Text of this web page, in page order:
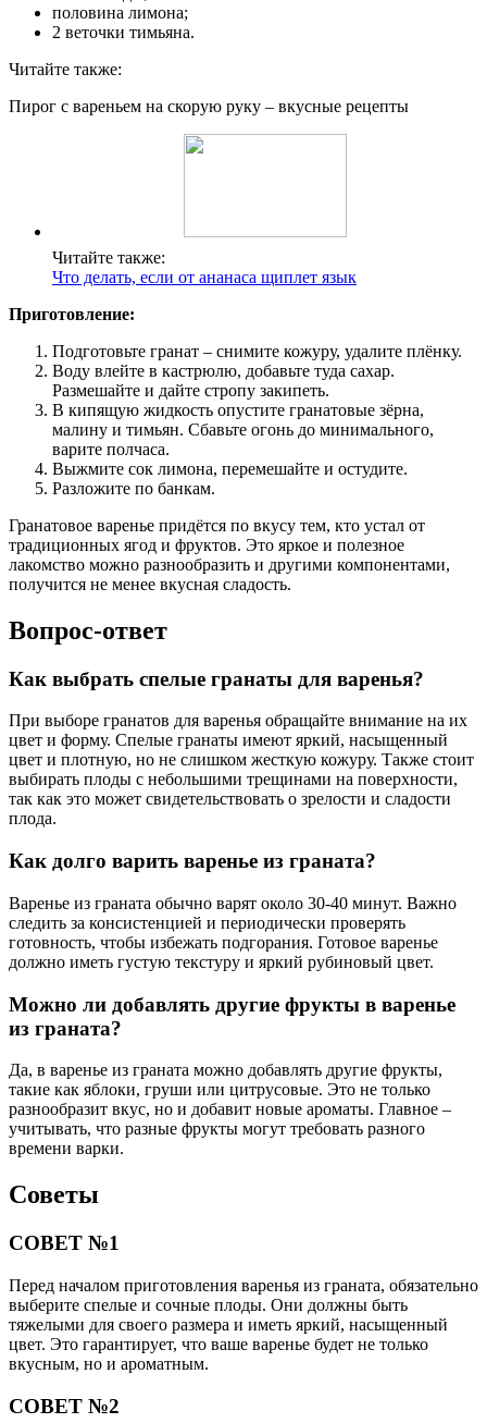
половина лимона;
2 веточки тимьяна.
Читайте также:
Пирог с вареньем на скорую руку – вкусные рецепты
Читайте также:
Что делать, если от ананаса щиплет язык
Приготовление:
Подготовьте гранат – снимите кожуру, удалите плёнку.
Воду влейте в кастрюлю, добавьте туда сахар.
Размешайте и дайте стропу закипеть.
В кипящую жидкость опустите гранатовые зёрна,
малину и тимьян. Сбавьте огонь до минимального,
варите полчаса.
Выжмите сок лимона, перемешайте и остудите.
Разложите по банкам.
Гранатовое варенье придётся по вкусу тем, кто устал от
традиционных ягод и фруктов. Это яркое и полезное
лакомство можно разнообразить и другими компонентами,
получится не менее вкусная сладость.
Вопрос-ответ
Как выбрать спелые гранаты для варенья?
При выборе гранатов для варенья обращайте внимание на их
цвет и форму. Спелые гранаты имеют яркий, насыщенный
цвет и плотную, но не слишком жесткую кожуру. Также стоит
выбирать плоды с небольшими трещинами на поверхности,
так как это может свидетельствовать о зрелости и сладости
плода.
Как долго варить варенье из граната?
Варенье из граната обычно варят около 30-40 минут. Важно
следить за консистенцией и периодически проверять
готовность, чтобы избежать подгорания. Готовое варенье
должно иметь густую текстуру и яркий рубиновый цвет.
Можно ли добавлять другие фрукты в варенье
из граната?
Да, в варенье из граната можно добавлять другие фрукты,
такие как яблоки, груши или цитрусовые. Это не только
разнообразит вкус, но и добавит новые ароматы. Главное –
учитывать, что разные фрукты могут требовать разного
времени варки.
Советы
СОВЕТ №1
Перед началом приготовления варенья из граната, обязательно
выберите спелые и сочные плоды. Они должны быть
тяжелыми для своего размера и иметь яркий, насыщенный
цвет. Это гарантирует, что ваше варенье будет не только
вкусным, но и ароматным.
СОВЕТ №2